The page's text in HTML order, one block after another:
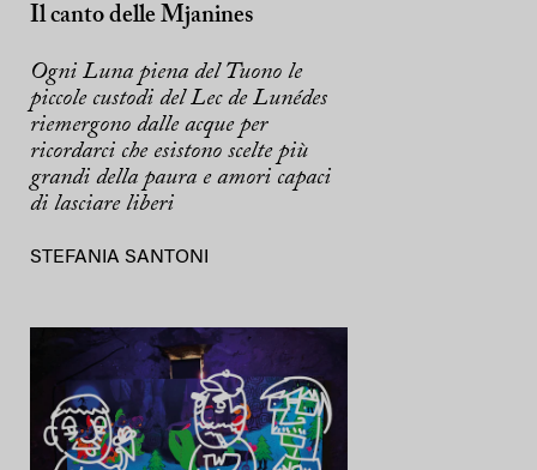
Il canto delle Mjanines
Ogni Luna piena del Tuono le
piccole custodi del Lec de Lunédes
riemergono dalle acque per
ricordarci che esistono scelte più
grandi della paura e amori capaci
di lasciare liberi
STEFANIA SANTONI